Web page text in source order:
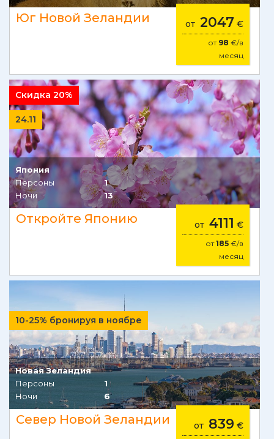
Юг Новой Зеландии от 2047 €
от 98 €/в
месяц
Скидка 20%
24.11
Япония
Персоны
1
Ночи
13
Откройте Японию от 4111 €
от185€/в
месяц
10-25% бронируя в ноябре
Новая Зеландия
Персоны
1
Ночи
6
Север Новой Зеландии от 839 €